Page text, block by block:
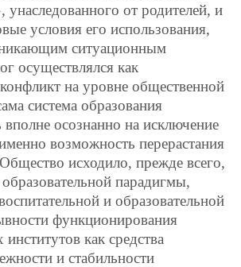
от родителей, и
условия его использования,
ситуационным
осуществлялся как
на уровне общественной
система образования
вполне осознанно на исключение
возможность перерастания
исходило, прежде всего,
парадигмы,
и образовательной
функционирования
как средства
и стабильности